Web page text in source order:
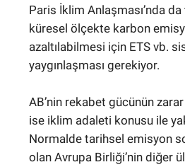
Paris İklim Anlaşması’nda
küresel ölçekte karbon
azaltılabilmesi için ETS vb.
yaygınlaşması gerekiyor.
AB’nin rekabet gücünün
ise iklim adaleti konusu ile
Normalde tarihsel emisyon
olan Avrupa Birliği’nin diğer